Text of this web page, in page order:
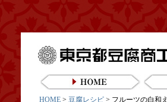
東京都豆腐商工組合
HOME > 豆腐レシピ > フルーツの白和え